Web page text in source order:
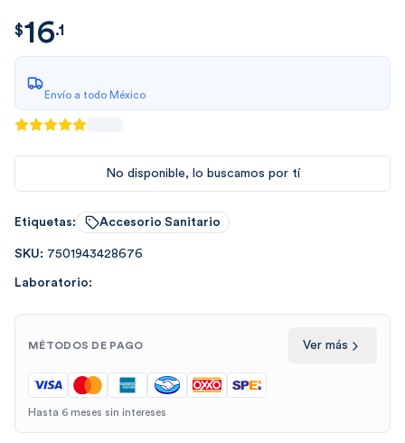
$16.1
$16.1
Envío a todo México
No disponible, lo buscamos por tí
Etiquetas: Accesorio Sanitario
SKU: 7501943428676
Laboratorio:
MÉTODOS DE PAGO Ver más
Hasta 6 meses sin intereses